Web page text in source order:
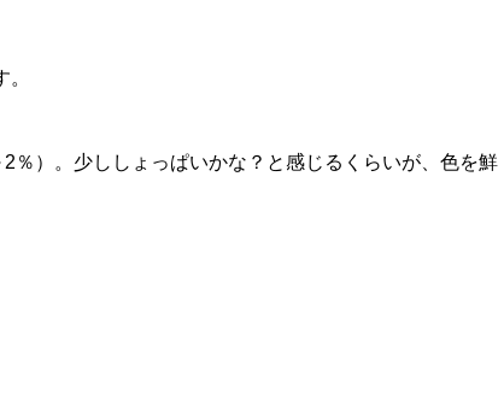
％）。少ししょっぱいかな？と感じるくらいが、色を鮮